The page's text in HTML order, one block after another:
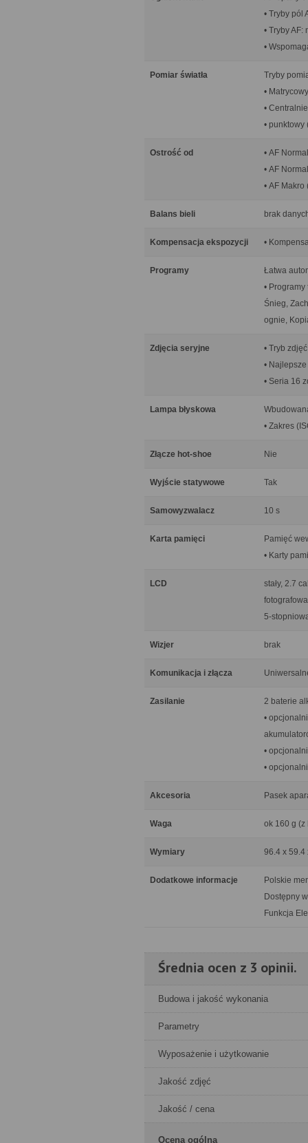
• Tryby pól
• Tryby AF:
•
Pomiar światła
Tryby
•
•
•
Ostrość od
• AF
• AF
• AF
Balans bieli brak
Kompensacja ekspozycji •
Programy
Łatwa
•
Śnieg,
ognie,
Zdjęcia seryjne
• Tryb
•
• Seria 16
Lampa błyskowa
• Zakres
Złącze hot-shoe Nie
Wyjście statywowe Tak
Samowyzwalacz 10 s
Karta pamięci
Pamięć
• Karty
LCD
stały, 2.7
5-
Wizjer brak
Komunikacja i złącza
Zasilanie
2 baterie
•
•
•
Akcesoria Pasek
Waga ok 160 g (z
Wymiary 96.4 x 59.4
Dodatkowe informacje
Polskie
Dostępny
Funkcja
Średnia ocen z 3 opinii.
Budowa i jakość wykonania
Parametry
Wyposażenie i użytkowanie
Jakość zdjęć
Jakość / cena
Ocena ogólna